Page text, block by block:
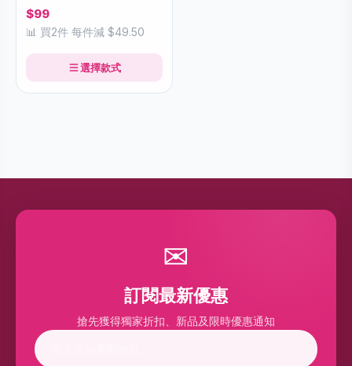
$99
📊 買2件 每件減 $49.50
選擇款式
✉
訂閱最新優惠
搶先獲得獨家折扣、新品及限時優惠通知